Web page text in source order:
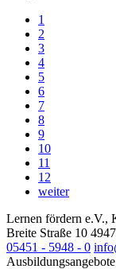
1
2
3
4
5
6
7
8
9
10
11
12
weiter
Lernen fördern e.V.,
Breite Straße 10
05451 - 5948 - 0